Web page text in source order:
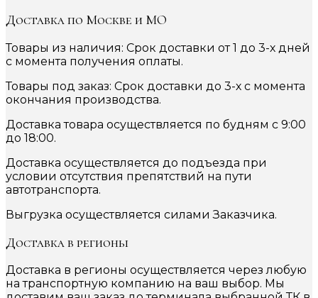
Доставка по Москве и МО
Товары из наличия: Срок доставки от 1 до 3-х дней
с момента получения оплаты.
Товары под заказ: Срок доставки до 3-х с момента
окончания производства.
Доставка товара осуществляется по будням с 9:00
до 18:00.
Доставка осуществляется до подъезда при
условии отсутствия препятствий на пути
автотранспорта.
Выгрузка осуществляется силами Заказчика.
Доставка в регионы
Доставка в регионы осуществляется через любую
на транспортную компанию на ваш выбор. Мы